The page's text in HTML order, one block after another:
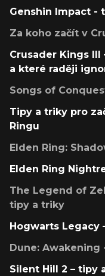
Genshin Impact -
Za koho začít v
Crusader Kings
a které raději
Songs of
Tipy a triky pro
Ringu
Elden Ring:
Elden Ring
The Legend of
tipy a triky
Hogwarts Legacy
Dune:
Silent Hill 2 – tipy